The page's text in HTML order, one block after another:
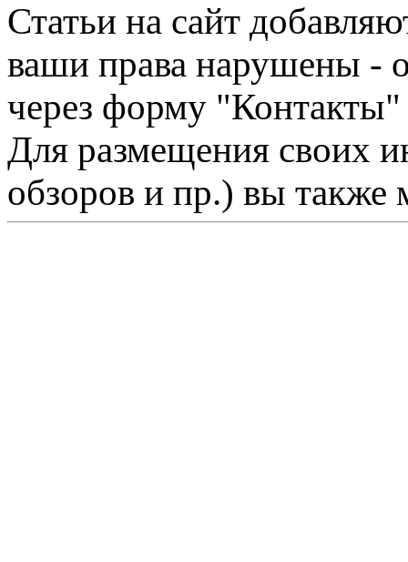
Статьи на сайт
ваши права нарушены -
через форму "Контакты"
Для размещения своих
обзоров и пр.) вы также